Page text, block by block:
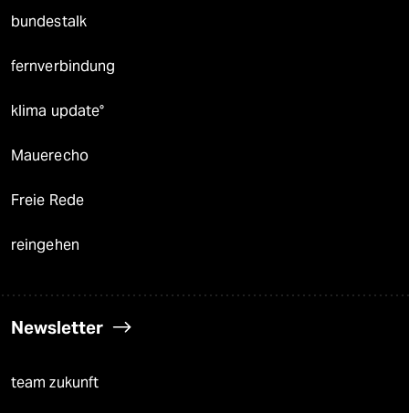
bundestalk
fernverbindung
klima update°
Mauerecho
Freie Rede
reingehen
Newsletter
team zukunft